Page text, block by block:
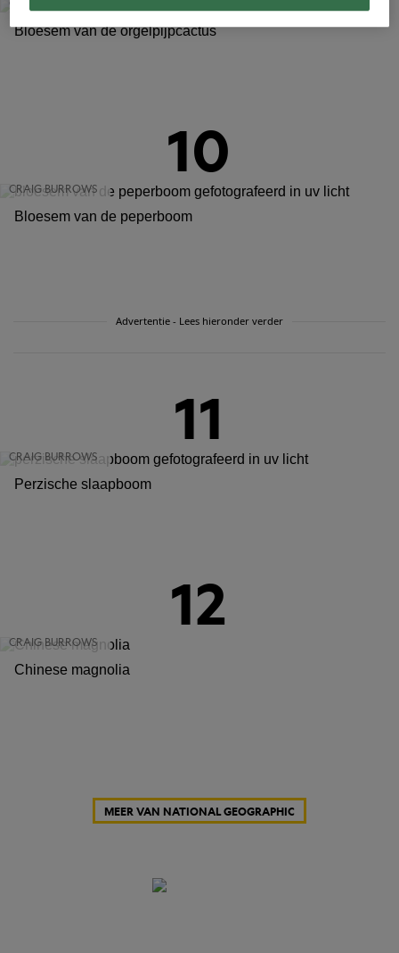
Bloesem van de orgelpijpcactus
10
CRAIG BURROWS
Bloesem van de peperboom
Advertentie - Lees hieronder verder
11
CRAIG BURROWS
Perzische slaapboom
12
CRAIG BURROWS
Chinese magnolia
MEER VAN NATIONAL GEOGRAPHIC